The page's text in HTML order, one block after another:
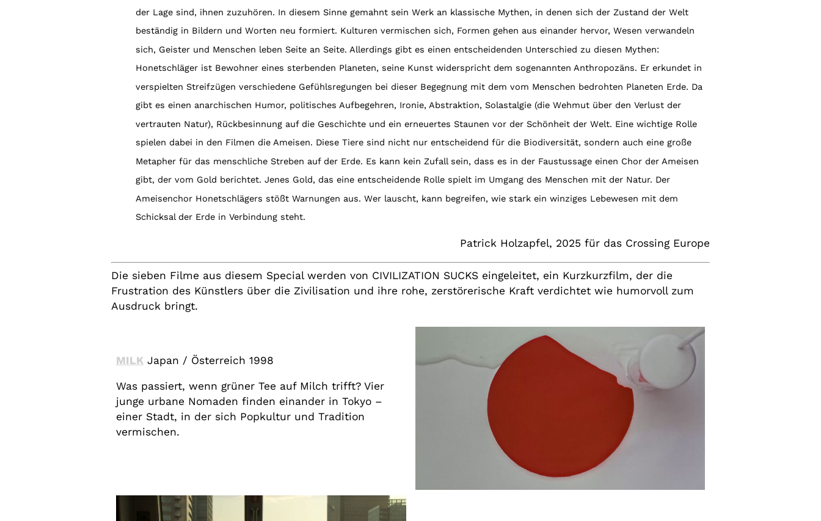
der Lage sind, ihnen zuzuhören. In diesem Sinne gemahnt sein Werk an klassische Mythen, in denen sich der Zustand der Welt
beständig in Bildern und Worten neu formiert. Kulturen vermischen sich, Formen gehen aus einander hervor, Wesen verwandeln
sich, Geister und Menschen leben Seite an Seite. Allerdings gibt es einen entscheidenden Unterschied zu diesen Mythen:
Honetschläger ist Bewohner eines sterbenden Planeten, seine Kunst widerspricht dem sogenannten Anthropozäns. Er erkundet in
verspielten Streifzügen verschiedene Gefühlsregungen bei dieser Begegnung mit dem vom Menschen bedrohten Planeten Erde. Da
gibt es einen anarchischen Humor, politisches Aufbegehren, Ironie, Abstraktion, Solastalgie (die Wehmut über den Verlust der
vertrauten Natur), Rückbesinnung auf die Geschichte und ein erneuertes Staunen vor der Schönheit der Welt. Eine wichtige Rolle
spielen dabei in den Filmen die Ameisen. Diese Tiere sind nicht nur entscheidend für die Biodiversität, sondern auch eine große
Metapher für das menschliche Streben auf der Erde. Es kann kein Zufall sein, dass es in der Faustussage einen Chor der Ameisen
gibt, der vom Gold berichtet. Jenes Gold, das eine entscheidende Rolle spielt im Umgang des Menschen mit der Natur. Der
Ameisenchor Honetschlägers stößt Warnungen aus. Wer lauscht, kann begreifen, wie stark ein winziges Lebewesen mit dem
Schicksal der Erde in Verbindung steht.
Patrick Holzapfel, 2025 für das Crossing Europe
Die sieben Filme aus diesem Special werden von CIVILIZATION SUCKS eingeleitet, ein Kurzkurzfilm, der die
Frustration des Künstlers über die Zivilisation und ihre rohe, zerstörerische Kraft verdichtet wie humorvoll zum
Ausdruck bringt.
MILK Japan / Österreich 1998
Was passiert, wenn grüner Tee auf Milch trifft? Vier
junge urbane Nomaden finden einander in Tokyo –
einer Stadt, in der sich Popkultur und Tradition
vermischen.